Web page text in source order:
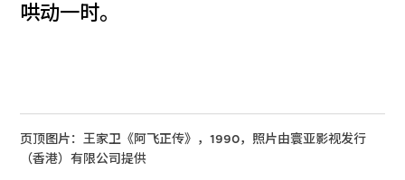
哄动一时。
页顶图片：王家卫《阿飞正传》，1990，照片由寰亚影视发行
（香港）有限公司提供